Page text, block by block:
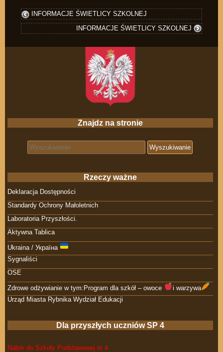
INFORMACJE ŚWIETLICY SZKOLNEJ
INFORMACJE ŚWIETLICY SZKOLNEJ
Znajdz na stronie
Search for:
Rzeczy ważne
Deklaracja Dostępności
Standardy Ochrony Małoletnich
Laboratoria Przyszłości.
Aktywna Tablica
Ukraina / Україна
Sygnaliści
OSE
Zdrowe odżywianie w tym:Program dla szkół – owoce
i warzywa
Urząd Miasta Rybnika Wydział Edukacji
Dla przyszłych uczniów SP 4
Nabór do Szkoły Podstawowej nr 4